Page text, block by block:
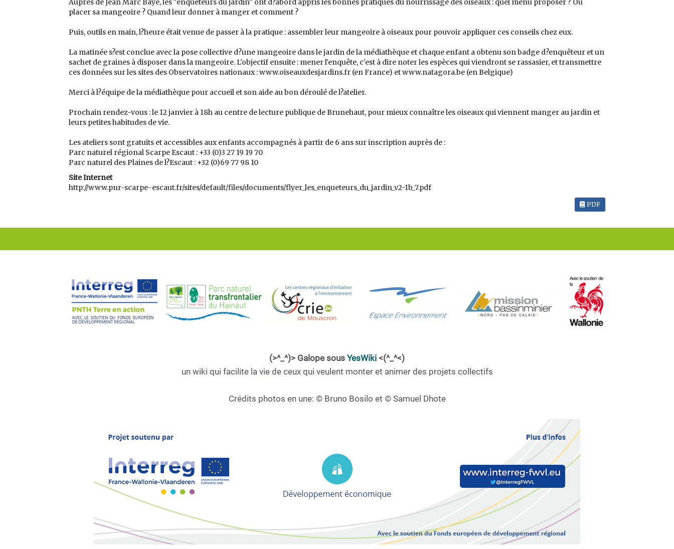
Auprès de Jean Marc Baye, les "enquêteurs du jardin" ont d?abord appris les bonnes pratiques du nourrissage des oiseaux : quel menu proposer ? Où
placer sa mangeoire ? Quand leur donner à manger et comment ?
Puis, outils en main, l?heure était venue de passer à la pratique : assembler leur mangeoire à oiseaux pour pouvoir appliquer ces conseils chez eux.
La matinée s?est conclue avec la pose collective d?une mangeoire dans le jardin de la médiathèque et chaque enfant a obtenu son badge d?enquêteur et un
sachet de graines à disposer dans la mangeoire. L'objectif ensuite : mener l'enquête, c'est à dire noter les espèces qui viendront se rassasier, et transmettre
ces données sur les sites des Observatoires nationaux : www.oiseauxdesjardins.fr (en France) et www.natagora.be (en Belgique)
Merci à l?équipe de la médiathèque pour accueil et son aide au bon déroulé de l?atelier.
Prochain rendez-vous : le 12 janvier à 18h au centre de lecture publique de Brunehaut, pour mieux connaître les oiseaux qui viennent manger au jardin et
leurs petites habitudes de vie.
Les ateliers sont gratuits et accessibles aux enfants accompagnés à partir de 6 ans sur inscription auprès de :
Parc naturel régional Scarpe Escaut : +33 (0)3 27 19 19 70
Parc naturel des Plaines de l?Escaut : +32 (0)69 77 98 10
Site Internet
http://www.pnr-scarpe-escaut.fr/sites/default/files/documents/flyer_les_enqueteurs_du_jardin_v2-1b_7.pdf
PDF